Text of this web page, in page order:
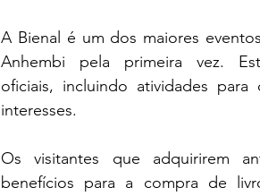
A Bienal é um dos maiores
Anhembi pela primeira vez.
oficiais, incluindo atividades
interesses.
Os visitantes que adquirirem
benefícios para a compra de